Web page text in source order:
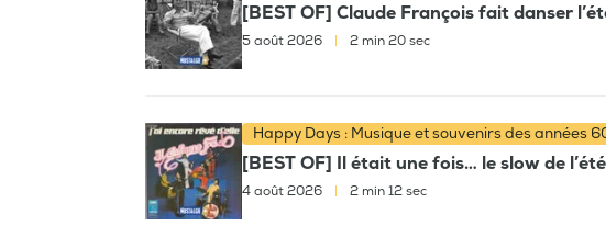
[BEST OF] Claude François fait danser
5 août 2026 | 2 min 20 sec
Happy Days : Musique et souvenirs des années
[BEST OF] Il était une fois… le slow de
4 août 2026 | 2 min 12 sec